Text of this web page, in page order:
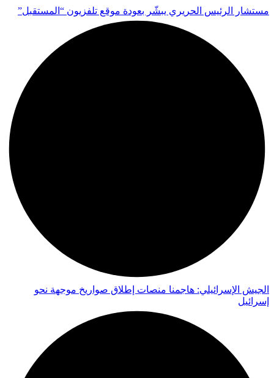
مستشار الرئيس الحريري يبشّر بعودة موقع تلفزيون “المستقبل”
الجيش الإسرائيلي: هاجمنا منصات إطلاق صواريخ موجهة نحو
إسرائيل